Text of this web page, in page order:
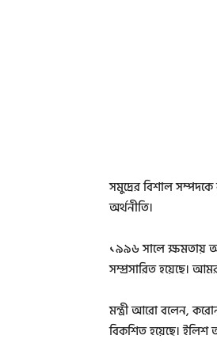
সমুদ্রের বিশাল
অর্থনীতি।
১৯৯৬ সালে ক্ষমতায়
সম্প্রসারিত হয়েছে।
মন্ত্রী আরো বলেন,
বিকশিত হয়েছে। ইলিশ